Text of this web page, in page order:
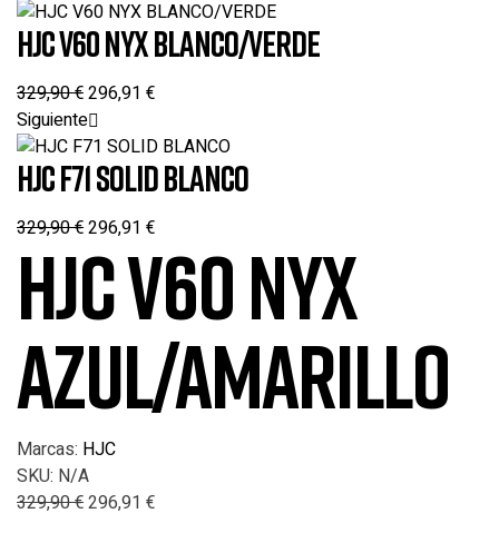
HJC V60 NYX BLANCO/VERDE
329,90€296,91 €
Siguiente
HJC F71 SOLID BLANCO
329,90€296,91 €
HJC V60 NYX
AZUL/AMARILLO
Marcas: HJC
SKU: N/A
329,90€296,91 €